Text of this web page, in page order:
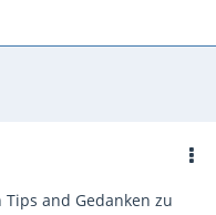
and Gedanken zu